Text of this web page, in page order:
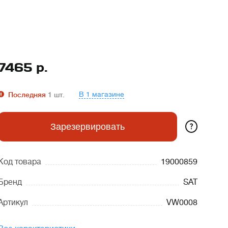
р.
Последняя 1 шт. В 1 магазине
Зарезервировать ?
товара 19000859
SAT
VW0008